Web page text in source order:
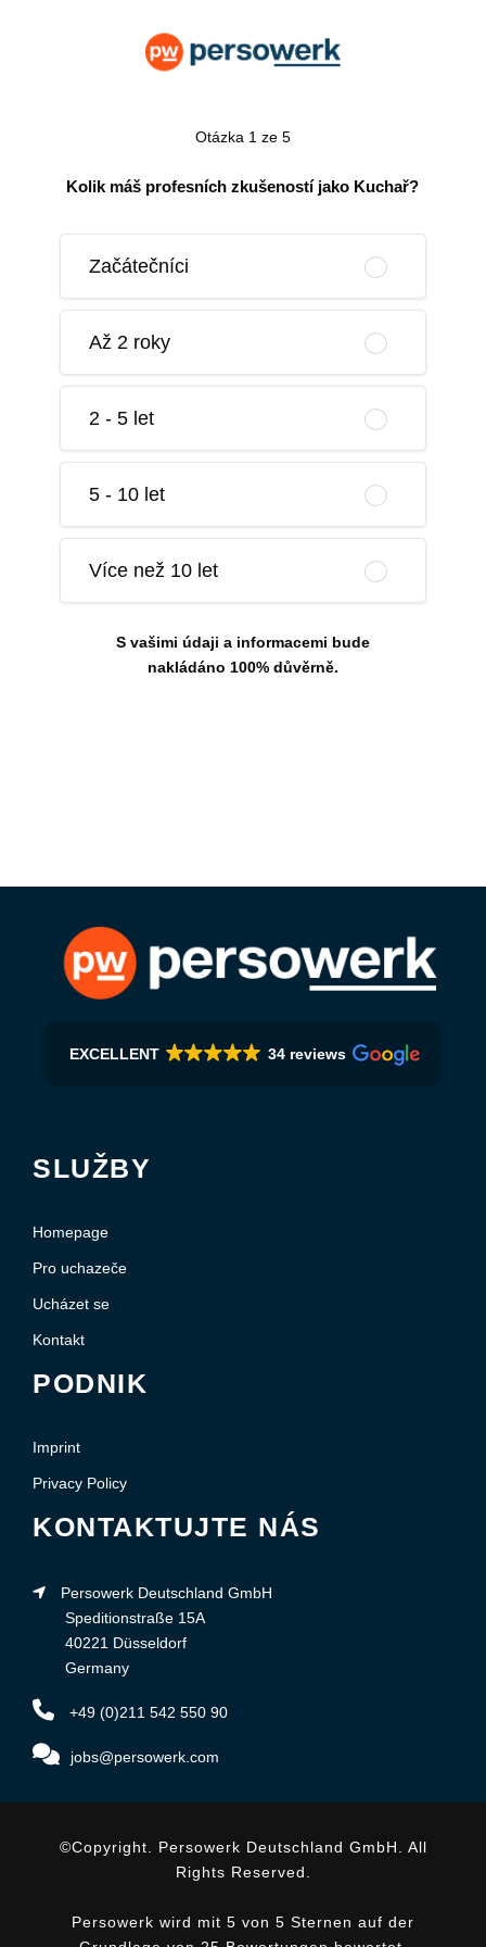
Otázka 1 ze 5
Kolik máš profesních zkušeností jako Kuchař?
Začátečníci
Až 2 roky
2 - 5 let
5 - 10 let
Více než 10 let
S vašimi údaji a informacemi bude
nakládáno 100% důvěrně.
EXCELLENT 34 reviews
SLUŽBY
Homepage
Pro uchazeče
Ucházet se
Kontakt
PODNIK
Imprint
Privacy Policy
KONTAKTUJTE NÁS
Persowerk Deutschland GmbH
Speditionstraße 15A
40221 Düsseldorf
Germany
+49 (0)211 542 550 90
jobs@persowerk.com
©Copyright. Persowerk Deutschland GmbH. All
Rights Reserved.
Persowerk wird mit 5 von 5 Sternen auf der